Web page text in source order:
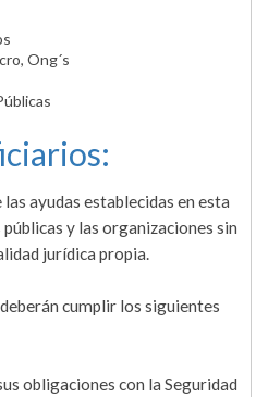
Ong´s
ayudas establecidas en esta
y las organizaciones sin
jurídica propia.
cumplir los siguientes
obligaciones con la Seguridad